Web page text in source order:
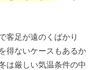
客足が遠のくばかり
得ないケースもあるか
は厳しい気温条件の中